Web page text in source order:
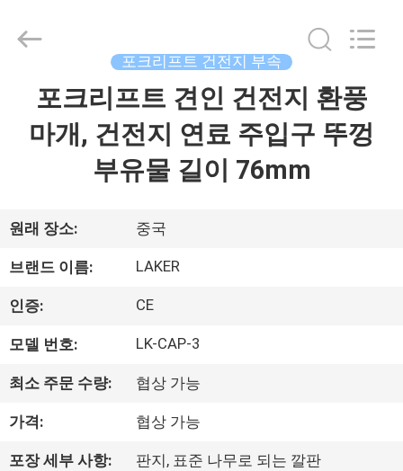
소
개
회
개
2017
AUTOPARTS
CO.,LIMITED.
Reserved.
포크리프트 건전지 부속
포크리프트 견인 건전지 환풍
마개, 건전지 연료 주입구 뚜껑
부유물 길이 76mm
원래 장소: 중국
브랜드 이름: LAKER
인증: CE
모델 번호: LK-CAP-3
최소 주문 수량: 협상 가능
가격: 협상 가능
포장 세부 사항: 판지, 표준 나무로 되는 깔판